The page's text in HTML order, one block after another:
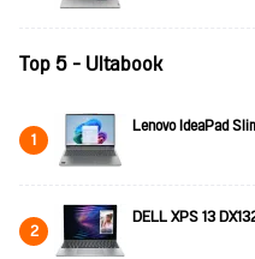
Top 5 - Ultabook
1 Lenovo IdeaPad
2 DELL XPS 13